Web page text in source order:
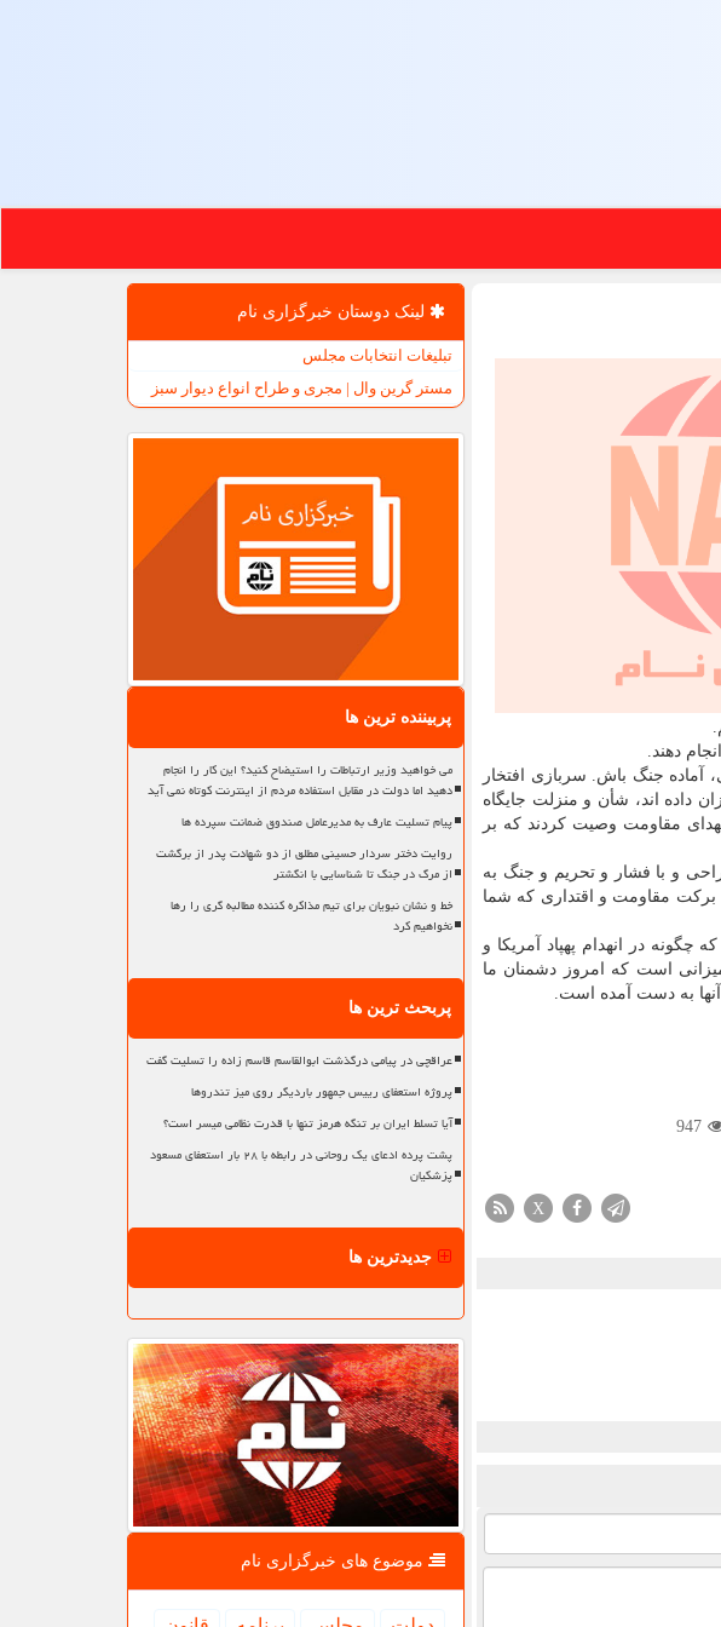
دهند.
آماده جنگ باش. سربازی افتخار
اند، شأن و منزلت جایگاه
مقاومت وصیت کردند که بر
و با فشار و تحریم و جنگ به
برکت مقاومت و اقتداری که شما
در انهدام پهپاد آمریکا و
است که امروز دشمنان ما
آنها به دست آمده است.
947
X
لینک دوستان خبرگزاری نام
تبلیغات انتخابات مجلس
مستر گرین وال | مجری و طراح انواع دیوار سبز
پربیننده ترین ها
می خواهید وزیر ارتباطات را استیضاح کنید؟ این کار را انجام
دهید اما دولت در مقابل استفاده مردم از اینترنت کوتاه نمی آید
پیام تسلیت عارف به مدیرعامل صندوق ضمانت سپرده ها
روایت دختر سردار حسینی مطلق از دو شهادت پدر از برگشت
از مرگ در جنگ تا شناسایی با انگشتر
خط و نشان نبویان برای تیم مذاکره کننده مطالبه گری را رها
نخواهیم کرد
پربحث ترین ها
عراقچی در پیامی درگذشت ابوالقاسم قاسم زاده را تسلیت گفت
پروژه استعفای رییس جمهور باردیگر روی میز تندروها
آیا تسلط ایران بر تنگه هرمز تنها با قدرت نظامی میسر است؟
پشت پرده ادعای یک روحانی در رابطه با ۲۸ بار استعفای مسعود
پزشکیان
جدیدترین ها
موضوع های خبرگزاری نام